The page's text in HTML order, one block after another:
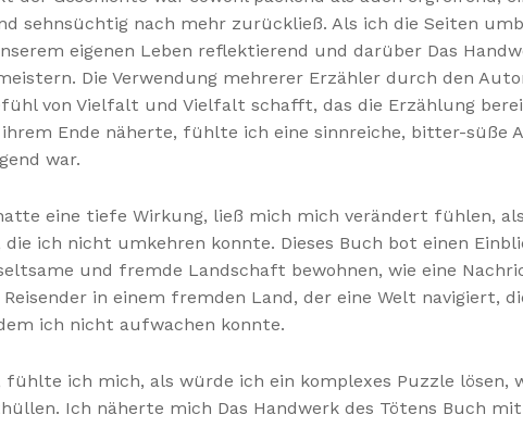
sehnsüchtig nach mehr zurückließ. Als ich die Seiten
eigenen Leben reflektierend und darüber Das
Die Verwendung mehrerer Erzähler durch den
von Vielfalt und Vielfalt schafft, das die Erzählung
Ende näherte, fühlte ich eine sinnreiche, bitter-süße
war.
eine tiefe Wirkung, ließ mich mich verändert fühlen,
ich nicht umkehren konnte. Dieses Buch bot einen
und fremde Landschaft bewohnen, wie eine
in einem fremden Land, der eine Welt navigiert,
ich nicht aufwachen konnte.
fühlte ich mich, als würde ich ein komplexes Puzzle
Ich näherte mich Das Handwerk des Tötens Buch